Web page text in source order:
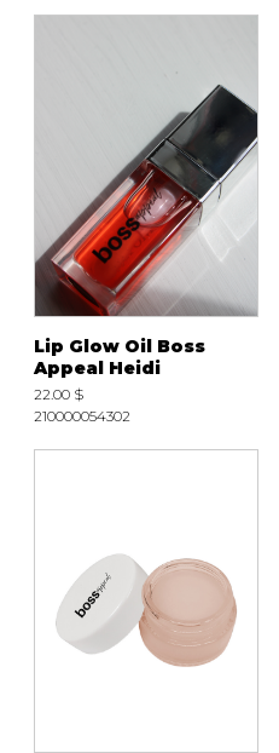
Lip Glow Oil Boss
Appeal Heidi
22.00 $
210000054302